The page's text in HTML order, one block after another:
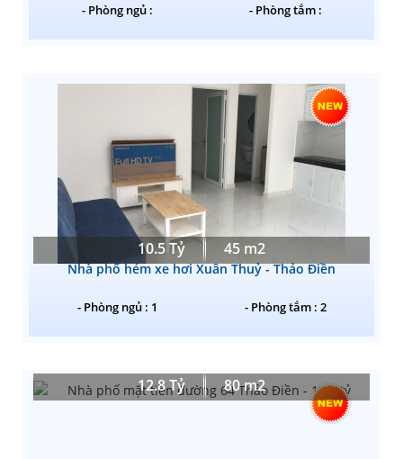
- Phòng ngủ : - Phòng tắm :
10.5 Tỷ 45 m2
Nhà phố hẻm xe hơi Xuân Thuỷ - Thảo Điền
- Phòng ngủ : 1 - Phòng tắm : 2
12.8 Tỷ 80 m2